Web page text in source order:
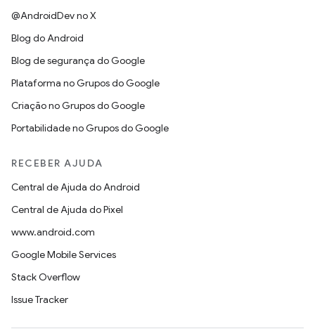
@AndroidDev no X
Blog do Android
Blog de segurança do Google
Plataforma no Grupos do Google
Criação no Grupos do Google
Portabilidade no Grupos do Google
RECEBER AJUDA
Central de Ajuda do Android
Central de Ajuda do Pixel
www.android.com
Google Mobile Services
Stack Overflow
Issue Tracker